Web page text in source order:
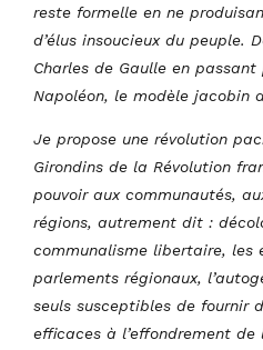
reste formelle en ne
d’élus insoucieux du peuple.
Charles de Gaulle en passant
Napoléon, le modèle jacobin
Je propose une révolution
Girondins de la Révolution
pouvoir aux communautés,
régions, autrement dit :
communalisme libertaire, les
parlements régionaux,
seuls susceptibles de fournir
efficaces à l’effondrement